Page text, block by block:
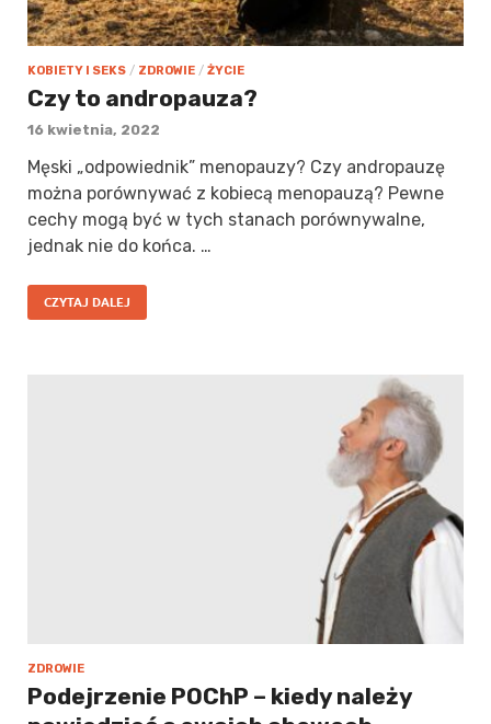
KOBIETY I SEKS / ZDROWIE / ŻYCIE
Czy to andropauza?
16 kwietnia, 2022
Męski „odpowiednik” menopauzy? Czy andropauzę
można porównywać z kobiecą menopauzą? Pewne
cechy mogą być w tych stanach porównywalne,
jednak nie do końca. …
CZYTAJ DALEJ
ZDROWIE
Podejrzenie POChP – kiedy należy